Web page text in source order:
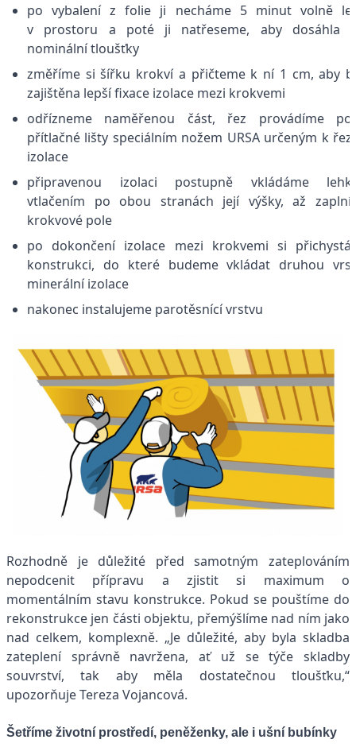
po vybalení z folie ji necháme 5 minut volně
v prostoru a poté ji natřeseme, aby dosáhla
nominální tloušťky
změříme si šířku krokví a přičteme k ní 1 cm, aby
zajištěna lepší fixace izolace mezi krokvemi
odřízneme naměřenou část, řez provádíme
přítlačné lišty speciálním nožem URSA určeným k
izolace
připravenou izolaci postupně vkládáme
vtlačením po obou stranách její výšky, až
krokvové pole
po dokončení izolace mezi krokvemi si
konstrukci, do které budeme vkládat druhou
minerální izolace
nakonec instalujeme parotěsnící vrstvu
Rozhodně je důležité před samotným zateplováním
nepodcenit přípravu a zjistit si maximum o
momentálním stavu konstrukce. Pokud se pouštíme do
rekonstrukce jen části objektu, přemýšlíme nad ním jako
nad celkem, komplexně. „Je důležité, aby byla skladba
zateplení správně navržena, ať už se týče skladby
souvrství, tak aby měla dostatečnou tloušťku,“
upozorňuje Tereza Vojancová.
Šetříme životní prostředí, peněženky, ale i ušní bubínky